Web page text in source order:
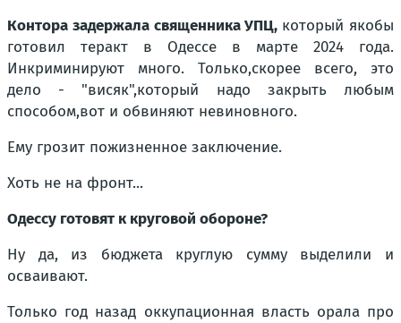
Контора задержала священника УПЦ, который якобы
готовил теракт в Одессе в марте 2024 года.
Инкриминируют много. Только,скорее всего, это
дело - "висяк",который надо закрыть любым
способом,вот и обвиняют невиновного.
Ему грозит пожизненное заключение.
Хоть не на фронт...
Одессу готовят к круговой обороне?
Ну да, из бюджета круглую сумму выделили и
осваивают.
Только год назад оккупационная власть орала про